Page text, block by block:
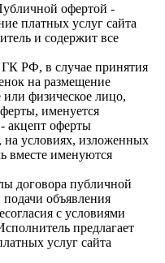
офертой -
платных услуг сайта
и содержит все
ГК РФ, в случае принятия
на размещение
физическое лицо,
именуется
акцепт оферты
на условиях, изложенных
вместе именуются
договора публичной
объявления
с условиями
предлагает
услуг сайта